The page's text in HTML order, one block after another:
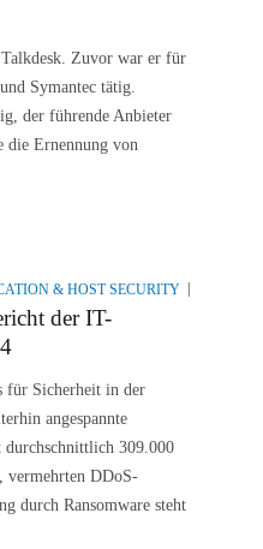
Zuvor war er für
Symantec tätig.
der führende Anbieter
die Ernennung von
& HOST SECURITY
der IT-
für Sicherheit in der
angespannte
durchschnittlich 309.000
vermehrten DDoS-
durch Ransomware steht